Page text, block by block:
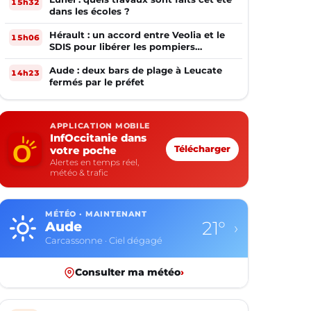
dans les écoles ?
15h06
Hérault : un accord entre Veolia et le
SDIS pour libérer les pompiers
volontaires
14h23
Aude : deux bars de plage à Leucate
fermés par le préfet
APPLICATION MOBILE
InfOccitanie dans
votre poche
Alertes en temps réel,
météo & trafic
Télécharger
MÉTÉO · MAINTENANT
Aveyron
Rodez · Ciel dégagé
15° ›
Consulter ma météo›